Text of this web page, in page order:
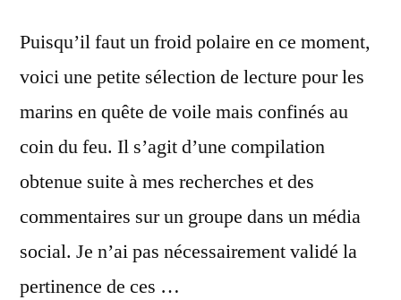
Puisqu’il faut un froid polaire en ce moment,
voici une petite sélection de lecture pour les
marins en quête de voile mais confinés au
coin du feu. Il s’agit d’une compilation
obtenue suite à mes recherches et des
commentaires sur un groupe dans un média
social. Je n’ai pas nécessairement validé la
pertinence de ces …